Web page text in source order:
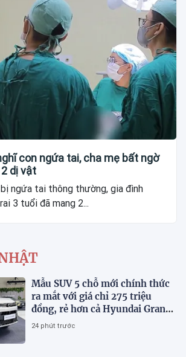
con ngứa tai, cha mẹ bất ngờ
dị vật
ngứa tai thông thường, gia đình
3 tuổi đã mang 2...
Mẫu SUV 5 chỗ mới chính thức
ra mắt với giá chỉ 275 triệu
đồng, rẻ hơn cả Hyundai Grand
i10 và Kia Morning
24 phút trước